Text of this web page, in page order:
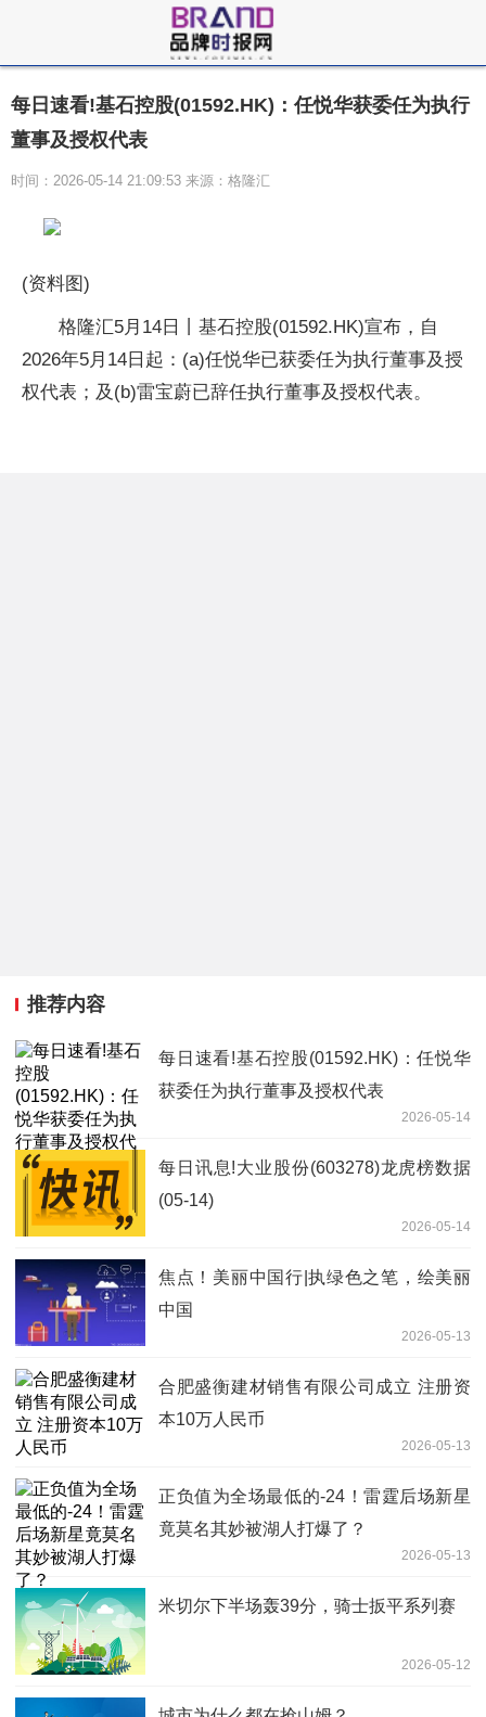
每日速看!基石控股(01592.HK)：任悦华获委任为执行
董事及授权代表
时间：2026-05-14 21:09:53 来源：格隆汇
(资料图)
格隆汇5月14日丨基石控股(01592.HK)宣布，自
2026年5月14日起：(a)任悦华已获委任为执行董事及授
权代表；及(b)雷宝蔚已辞任执行董事及授权代表。
推荐内容
每日速看!基石控股(01592.HK)：任悦华
获委任为执行董事及授权代表
2026-05-14
每日讯息!大业股份(603278)龙虎榜数据
(05-14)
2026-05-14
焦点！美丽中国行|执绿色之笔，绘美丽
中国
2026-05-13
合肥盛衡建材销售有限公司成立 注册资
本10万人民币
2026-05-13
正负值为全场最低的-24！雷霆后场新星
竟莫名其妙被湖人打爆了？
2026-05-13
米切尔下半场轰39分，骑士扳平系列赛
2026-05-12